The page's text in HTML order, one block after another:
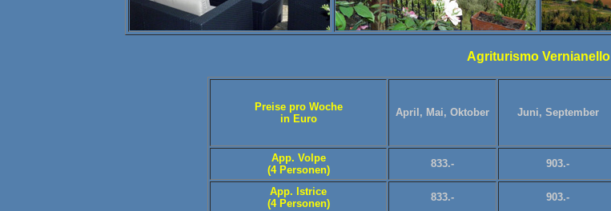
Agriturismo Vernianello
Preise pro Woche
in Euro
April, Mai, Oktober Juni, September
App. Volpe
(4 Personen)
833.- 903.-
App. Istrice
(4 Personen)
833.- 903.-